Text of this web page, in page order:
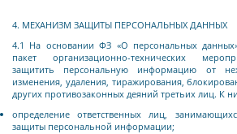
4. МЕХАНИЗМ ЗАЩИТЫ ПЕРСОНАЛЬНЫХ ДАННЫХ
4.1 На основании ФЗ «О персональных
пакет организационно-технических
защитить персональную информацию от
изменения, удаления, тиражирования,
других противозаконных деяний третьих лиц. К
определение ответственных лиц,
защиты персональной информации;